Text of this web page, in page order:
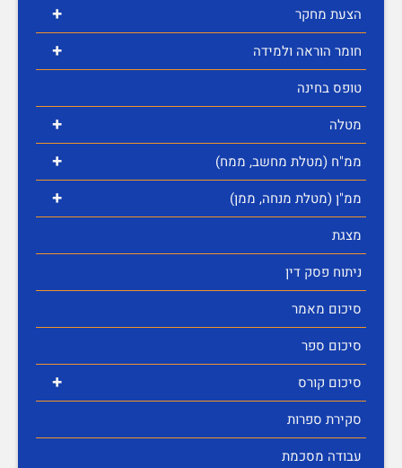
+ הצעת מחקר
+
חומר הוראה ולמידה
טופס בחינה
+ מטלה
+ ממ"ח (מטלת מחשב, ממח)
+
ממ"ן (מטלת מנחה, ממן)
מצגת
ניתוח פסק דין
סיכום מאמר
סיכום ספר
+
סיכום קורס
סקירת ספרות
עבודה מסכמת